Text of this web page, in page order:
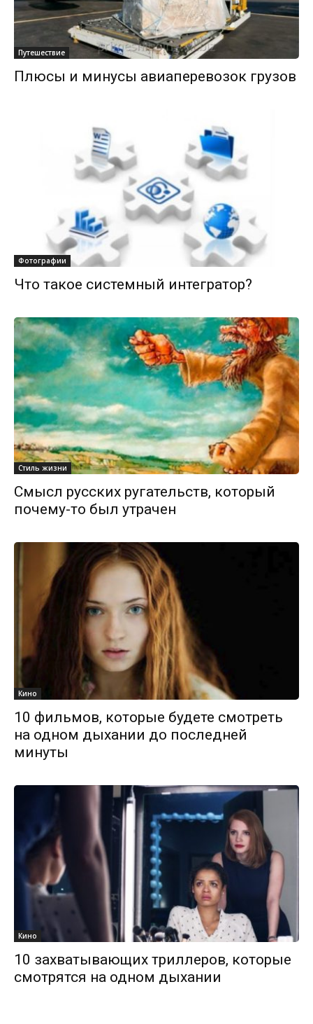
Путешествие
Плюсы и минусы авиаперевозок грузов
Фотографии
Что такое системный интегратор?
Стиль жизни
Смысл русских ругательств, который
почему-то был утрачен
Кино
10 фильмов, которые будете смотреть
на одном дыхании до последней
минуты
Кино
10 захватывающих триллеров, которые
смотрятся на одном дыхании